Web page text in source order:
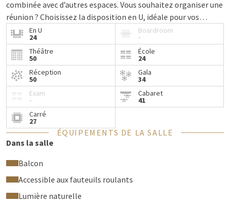
combinée avec d’autres espaces. Vous souhaitez organiser une
réunion ? Choisissez la disposition en U, idéale pour vos
rencontres professionnelles. La salle bénéficie également
d’une belle lumière naturelle, d’un grand balcon et de rideaux
occultants. Ainsi, la salle Toekan est entièrement équipée
afin que vous puissiez vous concentrer pleinement sur votre
événement.
En U
24
Boardroom
-
Théâtre
50
École
24
Réception
50
Gala
34
Exam
-
Cabaret
41
Carré
27
ÉQUIPEMENTS DE LA SALLE
Dans la salle
Balcon
Accessible aux fauteuils roulants
Lumière naturelle